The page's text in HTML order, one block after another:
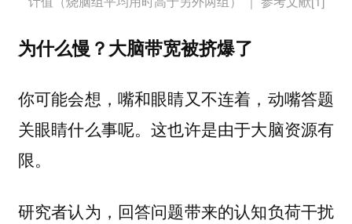
为什么慢？大脑带宽被挤爆了
你可能会想，嘴和眼睛又不连着，动嘴答题
关眼睛什么事呢。这也许是由于大脑资源有
限。
研究者认为，回答问题带来的认知负荷干扰